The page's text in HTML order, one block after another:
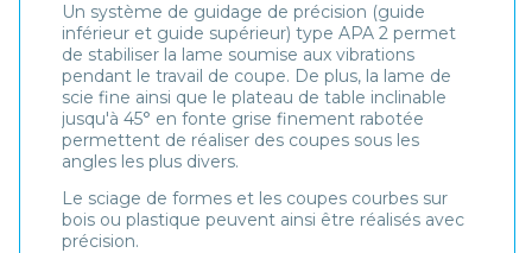
Un système de guidage de précision (guide
inférieur et guide supérieur) type APA 2 permet
de stabiliser la lame soumise aux vibrations
pendant le travail de coupe. De plus, la lame de
scie fine ainsi que le plateau de table inclinable
jusqu'à 45° en fonte grise finement rabotée
permettent de réaliser des coupes sous les
angles les plus divers.
Le sciage de formes et les coupes courbes sur
bois ou plastique peuvent ainsi être réalisés avec
précision.